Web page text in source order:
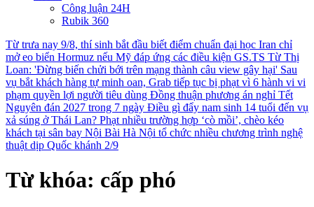
Công luận 24H
Rubik 360
Từ trưa nay 9/8, thí sinh bắt đầu biết điểm chuẩn đại học Iran chỉ
mở eo biển Hormuz nếu Mỹ đáp ứng các điều kiện GS.TS Từ Thị
Loan: 'Đừng biến chửi bới trên mạng thành câu view gây hại' Sau
vụ bắt khách hàng tự minh oan, Grab tiếp tục bị phạt vì 6 hành vi vi
phạm quyền lợi người tiêu dùng Đồng thuận phương án nghỉ Tết
Nguyên đán 2027 trong 7 ngày Điều gì đẩy nam sinh 14 tuổi đến vụ
xả súng ở Thái Lan? Phạt nhiều trường hợp ‘cò mồi’, chèo kéo
khách tại sân bay Nội Bài Hà Nội tổ chức nhiều chương trình nghệ
thuật dịp Quốc khánh 2/9
Từ khóa: cấp phó